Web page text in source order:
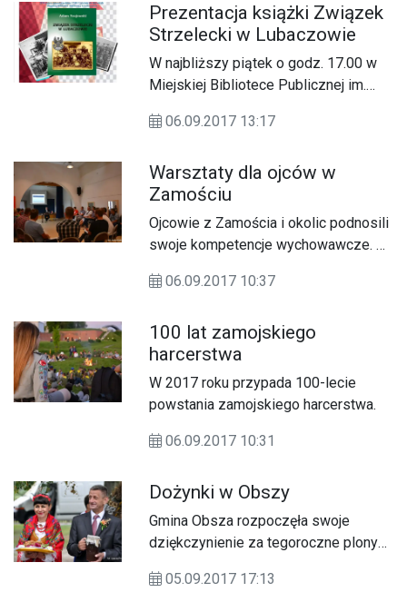
Prezentacja książki Związek
Strzelecki w Lubaczowie
W najbliższy piątek o godz. 17.00 w
Miejskiej Bibliotece Publicznej im.
Lubaczowie odbędzie się promocja
Lubaczowie”..
06.09.2017 13:17
Warsztaty dla ojców w
Zamościu
Ojcowie z Zamościa i okolic podnosili
swoje kompetencje wychowawcze. W
dla nich warsztaty prowadzone przez
Odbyły się pod hasłem „Tato –
Odkrywca Talentów”.
06.09.2017 10:37
100 lat zamojskiego
harcerstwa
W 2017 roku przypada 100-lecie
powstania zamojskiego harcerstwa.
06.09.2017 10:31
Dożynki w Obszy
Gmina Obsza rozpoczęła swoje
dziękczynienie za tegoroczne plony
kościele parafialnym pw.
05.09.2017 17:13